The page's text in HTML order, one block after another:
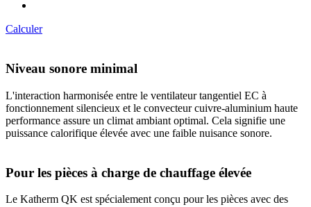
Calculer
Niveau sonore minimal
L'interaction harmonisée entre le ventilateur tangentiel EC à
fonctionnement silencieux et le convecteur cuivre-aluminium haute
performance assure un climat ambiant optimal. Cela signifie une
puissance calorifique élevée avec une faible nuisance sonore.
Pour les pièces à charge de chauffage élevée
Le Katherm QK est spécialement conçu pour les pièces avec des